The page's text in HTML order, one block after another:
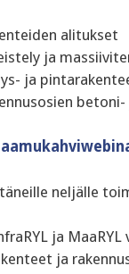
alitukset
ja
ja
neljälle
ja
ja